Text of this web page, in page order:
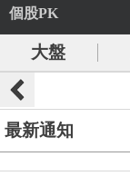
個股PK
大盤
最新通知